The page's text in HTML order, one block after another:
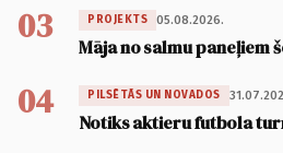
03 PROJEKTS 05.08.2026.
Māja no salmu paneļiem
04 PILSĒTĀS UN NOVADOS
Notiks aktieru futbola